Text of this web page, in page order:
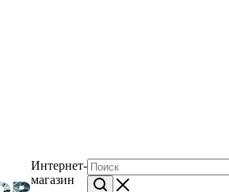
Интернет-
магазин